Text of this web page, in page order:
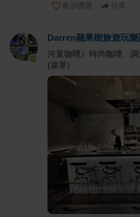
表示讚賞 分享
Darren蘋果樹旅遊玩樂
河童咖哩》時尚咖哩、
(菜單)